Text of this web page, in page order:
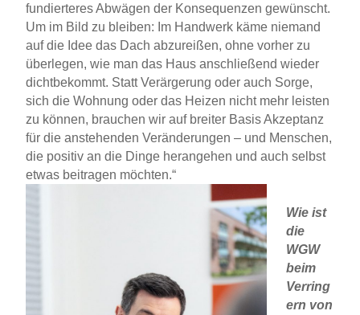
fundierteres Abwägen der Konsequenzen gewünscht.
Um im Bild zu bleiben: Im Handwerk käme niemand
auf die Idee das Dach abzureißen, ohne vorher zu
überlegen, wie man das Haus anschließend wieder
dichtbekommt. Statt Verärgerung oder auch Sorge,
sich die Wohnung oder das Heizen nicht mehr leisten
zu können, brauchen wir auf breiter Basis Akzeptanz
für die anstehenden Veränderungen – und Menschen,
die positiv an die Dinge herangehen und auch selbst
etwas beitragen möchten.“
Wie ist
die
WGW
beim
Verring
ern von